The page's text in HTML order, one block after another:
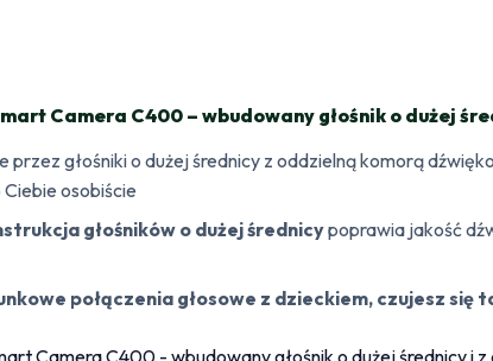
Camera C400 – wbudowany głośnik o dużej
przez głośniki o dużej średnicy z oddzielną komorą
osobiście
głośników o dużej średnicypoprawia jakość
połączenia głosowe z dzieckiem, czujesz się